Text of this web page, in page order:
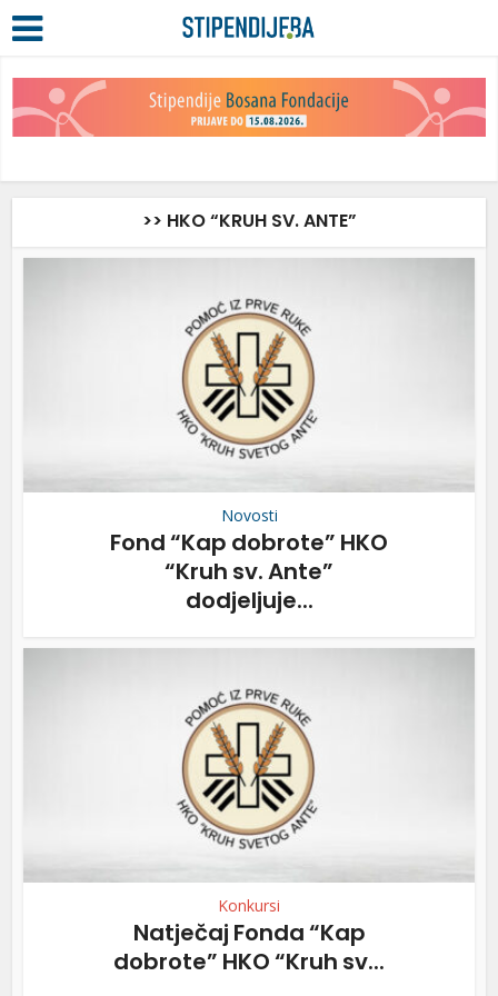
>> HKO “KRUH SV. ANTE”
Novosti
Fond “Kap dobrote” HKO
“Kruh sv. Ante”
dodjeljuje...
Konkursi
Natječaj Fonda “Kap
dobrote” HKO “Kruh sv...